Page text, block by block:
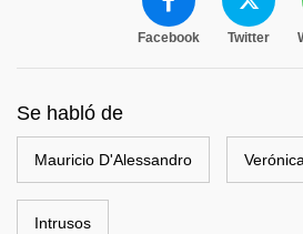
Facebook Twitter
Se habló de
Mauricio D'Alessandro
Intrusos